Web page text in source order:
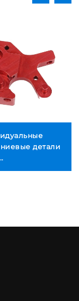
детали